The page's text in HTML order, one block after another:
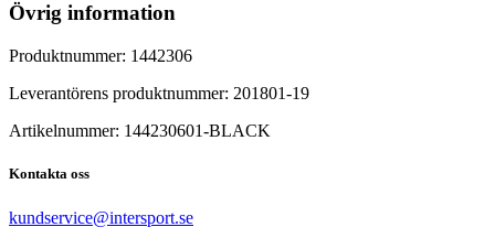
Övrig information
Produktnummer: 1442306
Leverantörens produktnummer: 201801-19
Artikelnummer: 144230601-BLACK
Kontakta oss
kundservice@intersport.se